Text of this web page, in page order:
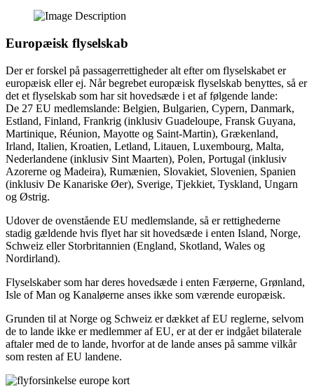
Europæisk flyselskab
Der er forskel på passagerrettigheder alt efter om flyselskabet er
europæisk eller ej. Når begrebet europæisk flyselskab benyttes, så er
det et flyselskab som har sit hovedsæde i et af følgende lande:
De 27 EU medlemslande: Belgien, Bulgarien, Cypern, Danmark,
Estland, Finland, Frankrig (inklusiv Guadeloupe, Fransk Guyana,
Martinique, Réunion, Mayotte og Saint-Martin), Grækenland,
Irland, Italien, Kroatien, Letland, Litauen, Luxembourg, Malta,
Nederlandene (inklusiv Sint Maarten), Polen, Portugal (inklusiv
Azorerne og Madeira), Rumænien, Slovakiet, Slovenien, Spanien
(inklusiv De Kanariske Øer), Sverige, Tjekkiet, Tyskland, Ungarn
og Østrig.
Udover de ovenstående EU medlemslande, så er rettighederne
stadig gældende hvis flyet har sit hovedsæde i enten Island, Norge,
Schweiz eller Storbritannien (England, Skotland, Wales og
Nordirland).
Flyselskaber som har deres hovedsæde i enten Færøerne, Grønland,
Isle of Man og Kanaløerne anses ikke som værende europæisk.
Grunden til at Norge og Schweiz er dækket af EU reglerne, selvom
de to lande ikke er medlemmer af EU, er at der er indgået bilaterale
aftaler med de to lande, hvorfor at de lande anses på samme vilkår
som resten af EU landene.